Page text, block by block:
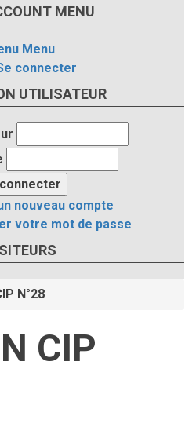
MENU
Menu
connecter
UTILISATEUR
nouveau compte
votre mot de passe
N°28
CIP